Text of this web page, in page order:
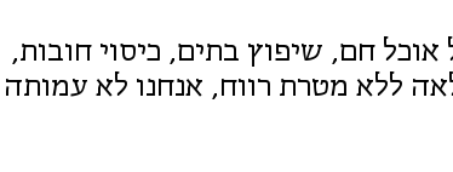
חם, שיפוץ בתים, כיסוי חובות,
ללא מטרת רווח, אנחנו לא עמותה